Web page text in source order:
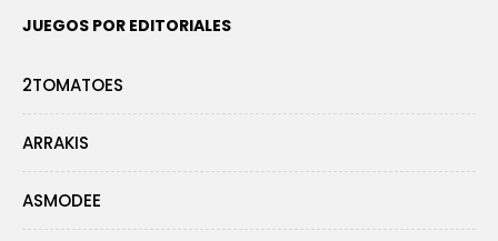
JUEGOS POR EDITORIALES
2TOMATOES
ARRAKIS
ASMODEE